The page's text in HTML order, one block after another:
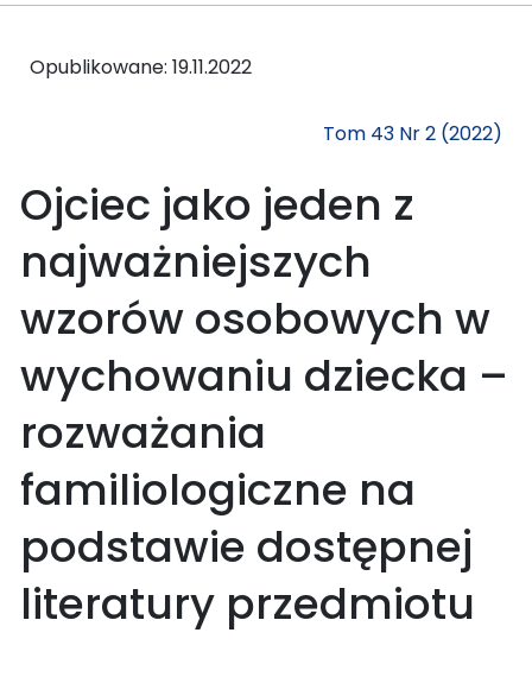
Opublikowane: 19.11.2022
Tom 43 Nr 2 (2022)
Ojciec jako jeden z
najważniejszych
wzorów osobowych w
wychowaniu dziecka –
rozważania
familiologiczne na
podstawie dostępnej
literatury przedmiotu